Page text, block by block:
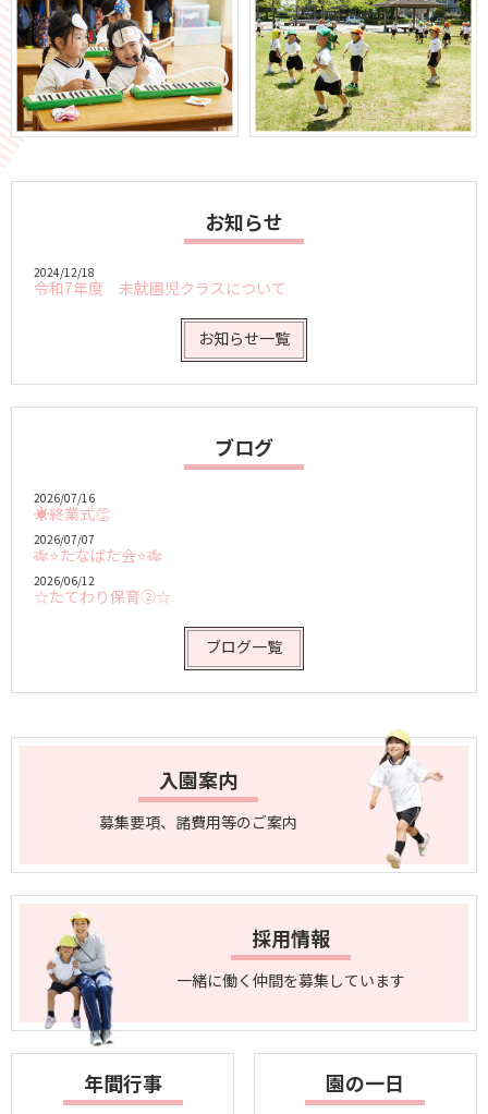
お知らせ
2024/12/18
令和7年度 未就園児クラスについて
お知らせ一覧
ブログ
2026/07/16
☀終業式👏
2026/07/07
🎋⭐たなばた会⭐🎋
2026/06/12
☆たてわり保育②☆
ブログ一覧
入園案内
募集要項、諸費用等のご案内
採用情報
一緒に働く仲間を募集しています
年間行事 園の一日